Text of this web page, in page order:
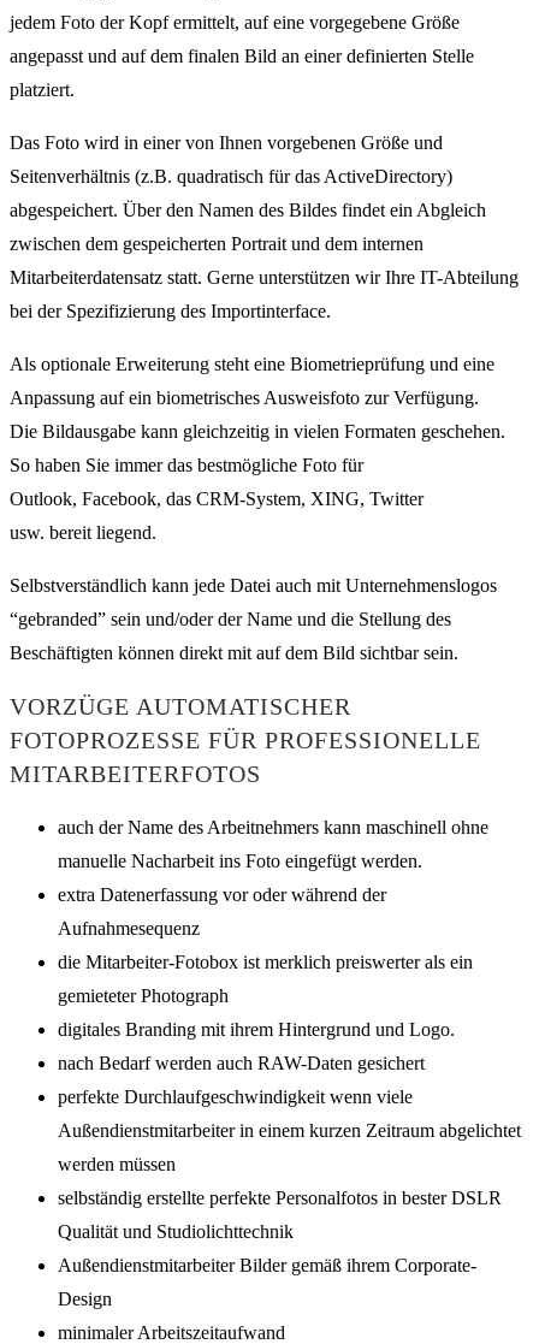
jedem Foto der Kopf ermittelt, auf eine vorgegebene Größe
angepasst und auf dem finalen Bild an einer definierten Stelle
platziert.
Das Foto wird in einer von Ihnen vorgebenen Größe und
Seitenverhältnis (z.B. quadratisch für das ActiveDirectory)
abgespeichert. Über den Namen des Bildes findet ein Abgleich
zwischen dem gespeicherten Portrait und dem internen
Mitarbeiterdatensatz statt. Gerne unterstützen wir Ihre IT-Abteilung
bei der Spezifizierung des Importinterface.
Als optionale Erweiterung steht eine Biometrieprüfung und eine
Anpassung auf ein biometrisches Ausweisfoto zur Verfügung.
Die Bildausgabe kann gleichzeitig in vielen Formaten geschehen.
So haben Sie immer das bestmögliche Foto für
Outlook, Facebook, das CRM-System, XING, Twitter
usw. bereit liegend.
Selbstverständlich kann jede Datei auch mit Unternehmenslogos
“gebranded” sein und/oder der Name und die Stellung des
Beschäftigten können direkt mit auf dem Bild sichtbar sein.
VORZÜGE AUTOMATISCHER
FOTOPROZESSE FÜR PROFESSIONELLE
MITARBEITERFOTOS
auch der Name des Arbeitnehmers kann maschinell ohne
manuelle Nacharbeit ins Foto eingefügt werden.
extra Datenerfassung vor oder während der
Aufnahmesequenz
die Mitarbeiter-Fotobox ist merklich preiswerter als ein
gemieteter Photograph
digitales Branding mit ihrem Hintergrund und Logo.
nach Bedarf werden auch RAW-Daten gesichert
perfekte Durchlaufgeschwindigkeit wenn viele
Außendienstmitarbeiter in einem kurzen Zeitraum abgelichtet
werden müssen
selbständig erstellte perfekte Personalfotos in bester DSLR
Qualität und Studiolichttechnik
Außendienstmitarbeiter Bilder gemäß ihrem Corporate-
Design
minimaler Arbeitszeitaufwand